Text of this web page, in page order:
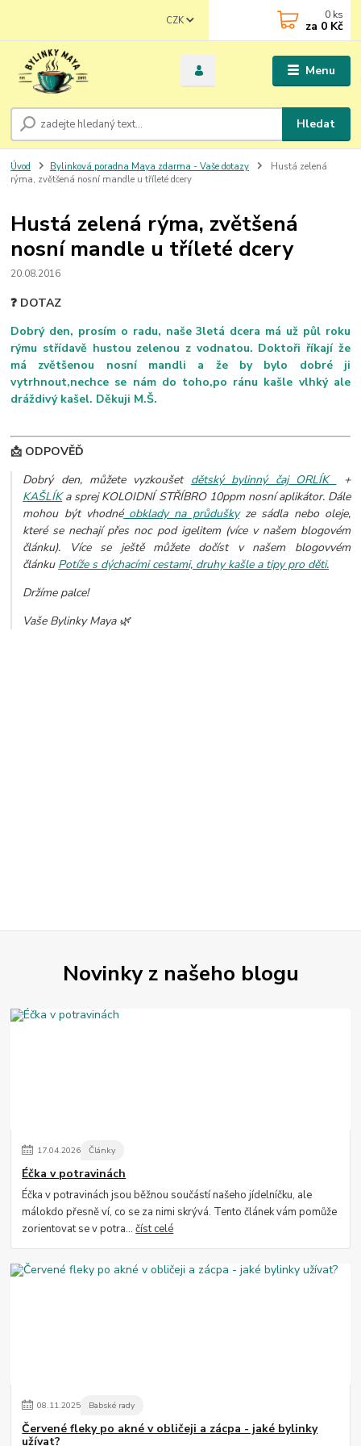
Menu
CZK
Hledat
0 ks
za 0 Kč
Úvod Bylinková poradna Maya zdarma - Vaše dotazy
Hustá zelená
rýma, zvětšená nosní mandle u tříleté dcery
Hustá zelená rýma, zvětšená
nosní mandle u tříleté dcery
20.08.2016
❓ DOTAZ
Dobrý den, prosím o radu, naše 3letá dcera má už půl roku
rýmu střídavě hustou zelenou z vodnatou. Doktoři říkají že
má zvětšenou nosní mandli a že by bylo dobré ji
vytrhnout,nechce se nám do toho,po ránu kašle vlhký ale
dráždivý kašel. Děkuji M.Š.
📩 ODPOVĚĎ
Dobrý den, můžete vyzkoušet dětský bylinný čaj ORLÍK
+
KAŠLÍKa sprej KOLOIDNÍ STŘÍBRO 10ppm nosní aplikátor. Dále
mohou být vhodnéobklady na průduškyze sádla nebo oleje,
které se nechají přes noc pod igelitem (více v našem blogovém
článku). Více se ještě můžete dočíst v našem blogovvém
článku Potíže s dýchacími cestami, druhy kašle a tipy pro děti.
Držíme palce!
Vaše Bylinky Maya 🌿
Novinky z našeho blogu
17.04.2026 Články
Éčka v potravinách
Éčka v potravinách jsou běžnou součástí našeho jídelníčku, ale
málokdo přesně ví, co se za nimi skrývá. Tento článek vám pomůže
zorientovat se v potra...číst celé
08.11.2025 Babské rady
Červené fleky po akné v obličeji a zácpa - jaké bylinky
užívat?